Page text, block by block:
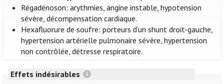
Régadénoson: arythmies, angine instable, hypotension
sévère, décompensation cardiaque.
Hexafluorure de soufre: porteurs d’un shunt droit-gauche,
hypertension artérielle pulmonaire sévère, hypertension
non contrôlée, détresse respiratoire.
Effets indésirables